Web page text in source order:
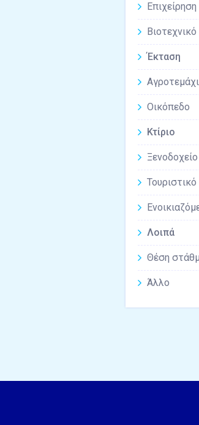
Επιχείρηση
Βιοτεχνικό
Έκταση
Οικόπεδο
Κτίριο
Ξενοδοχείο
Λοιπά
Θέση
Άλλο